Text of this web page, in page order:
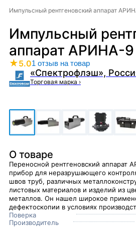
Импульсный рентгеновский аппарат
Импульсный
аппарат АРИНА-9
★5.01 отзыв на товар
«Спектрофлэш»,
Торговая марка ›
О товаре
Переносной рентгеновский
прибор для неразрушающего
швов труб, различных
листовых материалов и изделий из
металлов. Он нашел широкое
дефектоскопии в условиях
Поверка
Производитель